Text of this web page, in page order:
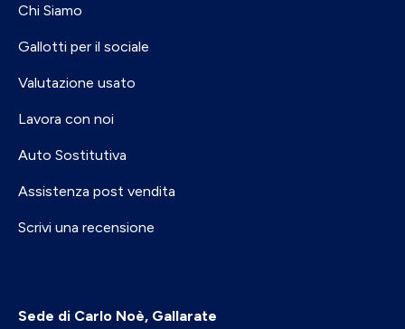
Chi Siamo
Gallotti per il sociale
Valutazione usato
Lavora con noi
Auto Sostitutiva
Assistenza post vendita
Scrivi una recensione
Sede di Carlo Noè, Gallarate